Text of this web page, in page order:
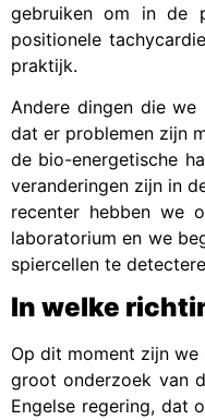
gebruiken om in de
positionele
praktijk.
Andere dingen die we
dat er problemen zijn
de bio-energetische
veranderingen zijn in
recenter hebben we
laboratorium en we
spiercellen te
In welke
Op dit moment zijn
groot onderzoek van
Engelse regering, dat